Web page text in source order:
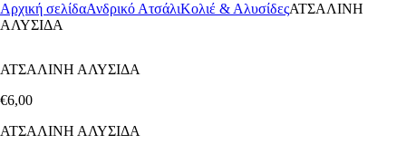
Αρχική σελίδαΑνδρικό ΑτσάλιΚολιέ & ΑλυσίδεςΑΤΣΑΛΙΝΗ
ΑΛΥΣΙΔΑ
ΑΤΣΑΛΙΝΗ ΑΛΥΣΙΔΑ
€6,00
ΑΤΣΑΛΙΝΗ ΑΛΥΣΙΔΑ